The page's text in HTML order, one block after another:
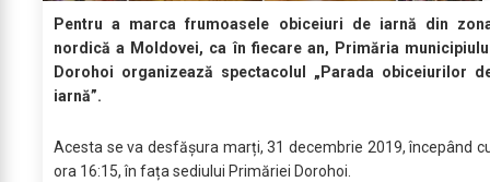
Pentru a marca frumoasele obiceiuri de iarnă din
nordică a Moldovei, ca în fiecare an, Primăria
Dorohoi organizează spectacolul „Parada obiceiurilor
iarnă”.
Acesta se va desfășura marți, 31 decembrie 2019, începând
ora 16:15, în fața sediului Primăriei Dorohoi.